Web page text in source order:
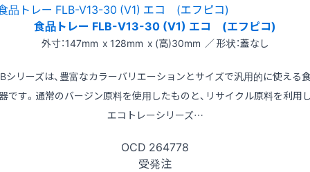
食品トレー FLB-V13-30 (V1) エコ (エフピコ)
外寸：147mm x 128mm x (高)30mm ／ 形状：蓋なし
シリーズは、豊富なカラーバリエーションとサイズで汎用的に使える
です。通常のバージン原料を使用したものと、リサイクル原料を利用
エコトレーシリーズ…
OCD 264778
受発注